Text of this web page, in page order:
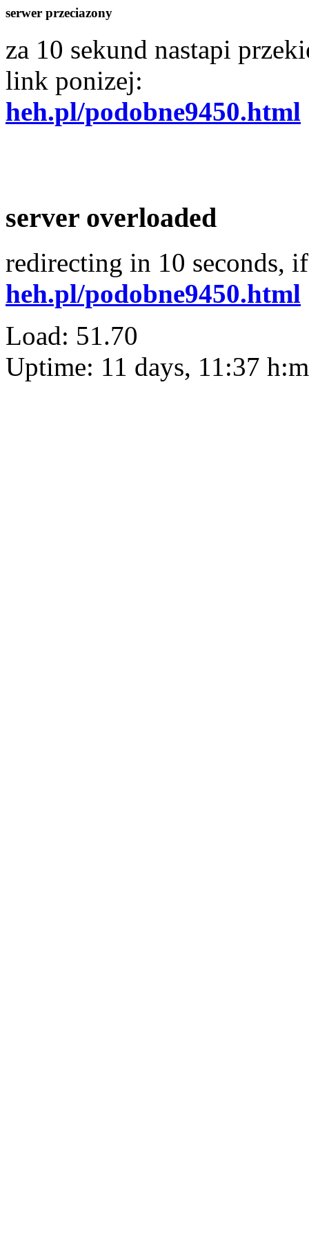
serwer przeciazony
za 10 sekund nastapi
link ponizej:
heh.pl/podobne9450.html
server overloaded
redirecting in 10 seconds,
heh.pl/podobne9450.html
Load: 51.70
Uptime: 11 days, 11:37 h:m